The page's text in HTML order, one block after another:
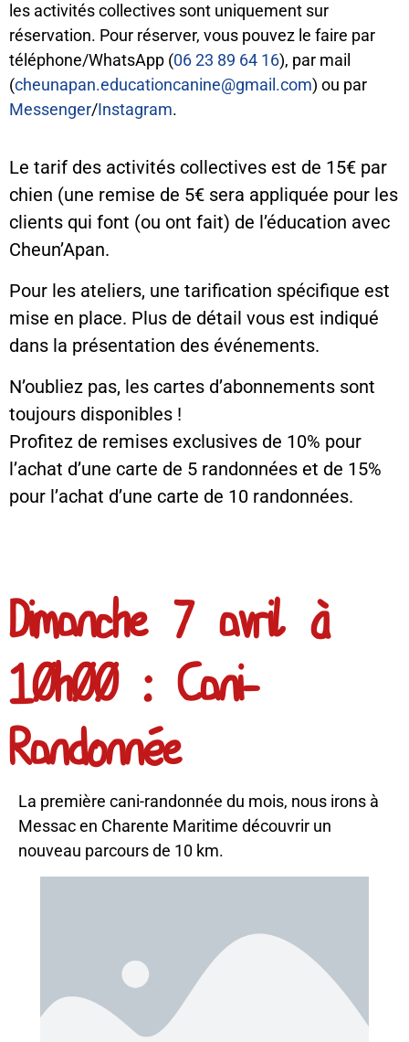
les activités collectives sont uniquement sur
réservation. Pour réserver, vous pouvez le faire par
téléphone/WhatsApp (06 23 89 64 16), par mail
(cheunapan.educationcanine@gmail.com) ou par
Messenger/Instagram.
Le tarif des activités collectives est de 15€ par
chien (une remise de 5€ sera appliquée pour les
clients qui font (ou ont fait) de l’éducation avec
Cheun’Apan.
Pour les ateliers, une tarification spécifique est
mise en place. Plus de détail vous est indiqué
dans la présentation des événements.
N’oubliez pas, les cartes d’abonnements sont
toujours disponibles !
Profitez de remises exclusives de 10% pour
l’achat d’une carte de 5 randonnées et de 15%
pour l’achat d’une carte de 10 randonnées.
Dimanche 7 avril à
10h00 : Cani-
Randonnée
La première cani-randonnée du mois, nous irons à
Messac en Charente Maritime découvrir un
nouveau parcours de 10 km.